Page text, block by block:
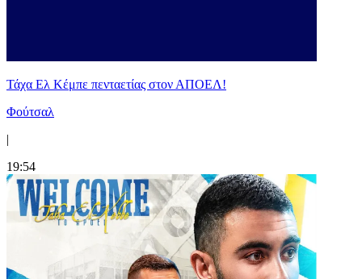
Τάχα Ελ Κέμπε πενταετίας στον ΑΠΟΕΛ!
Φούτσαλ
|
19:54